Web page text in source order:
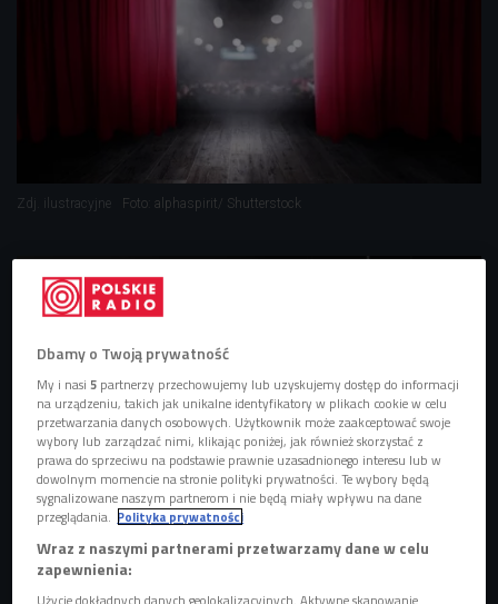
Zdj. ilustracyjne Foto: alphaspirit/ Shutterstock
Dbamy o Twoją prywatność
My i nasi5 partnerzy przechowujemy lub uzyskujemy dostęp do informacji
na urządzeniu, takich jak unikalne identyfikatory w plikach cookie w celu
przetwarzania danych osobowych. Użytkownik może zaakceptować swoje
wybory lub zarządzać nimi, klikając poniżej, jak również skorzystać z
prawa do sprzeciwu na podstawie prawnie uzasadnionego interesu lub w
dowolnym momencie na stronie polityki prywatności. Te wybory będą
sygnalizowane naszym partnerom i nie będą miały wpływu na dane
przeglądania. Polityka prywatności
Wraz z naszymi partnerami przetwarzamy dane w celu
zapewnienia:
Użycie dokładnych danych geolokalizacyjnych. Aktywne skanowanie